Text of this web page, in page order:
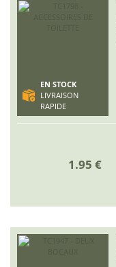
EN STOCK
LIVRAISON
RAPIDE
1.95 €